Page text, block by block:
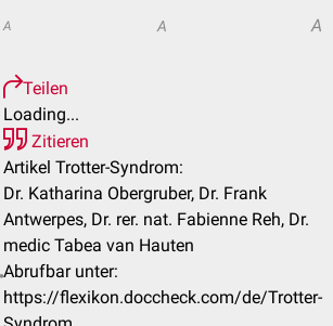
A A A
Teilen
Loading...
Zitieren
Artikel Trotter-Syndrom:
Dr. Katharina Obergruber, Dr. Frank
Antwerpes, Dr. rer. nat. Fabienne Reh, Dr.
medic Tabea van Hauten
Abrufbar unter:
https://flexikon.doccheck.com/de/Trotter-